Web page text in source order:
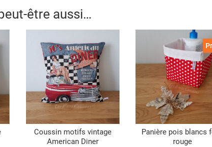
être aussi…
Coussin motifs vintage
American Diner
Panière pois blancs
rouge